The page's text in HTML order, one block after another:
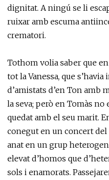
dignitat. A ningú se li
ruixar amb escuma
crematori.
Tothom volia saber que
tot la Vanessa, que
d’amistats d’en Ton amb
la seva; però en Tomàs
quedat amb el seu marit.
conegut en un concert
anat en un grup
elevat d’homos que
sols i enamorats.